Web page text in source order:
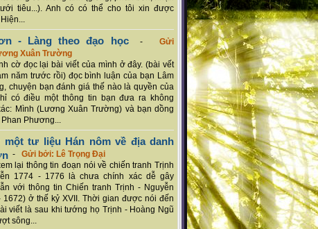
tiêu...). Anh có có thể cho tôi xin được
- Làng theo đạo học-Gửi
Xuân Trường
cờ đọc lại bài viết của mình ở đây. (bài vết
năm trước rồi) đọc bình luận của bạn Lâm
chuyện bạn đánh giá thế nào là quyền của
có điều một thông tin bạn đưa ra không
Mình (Lương Xuân Trường) và bạn dồng
Phương...
một tư liệu Hán nôm về địa danh
- Gửi bởi: Lê Trọng Đại
lại thông tin đoạn nói về chiến tranh Trịnh
1774 - 1776 là chưa chính xác dễ gây
với thông tin Chiến tranh Trịnh - Nguyễn
1672) ở thế kỷ XVII. Thời gian được nói đến
viết là sau khi tướng họ Trịnh - Hoàng Ngũ
sông...